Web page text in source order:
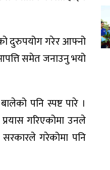
दुरुपयोग गरेर आफ्नो
समेत जनाउनु भयो
पनि स्पष्ट पारे ।
गरिएकोमा उनले
गरेकोमा पनि